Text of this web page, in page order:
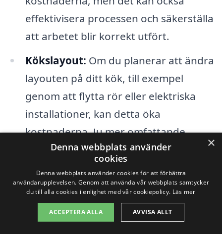
effektivisera processen och säkerställa
att arbetet blir korrekt utfört.
Kökslayout: Om du planerar att ändra
layouten på ditt kök, till exempel
genom att flytta rör eller elektriska
installationer, kan detta öka
kostnaderna. Ju mer omfattande
ändringar, desto mer arbete och
material krävs.
Tid och projektomfattning:Den tid
det tar att slutföra renoveringen
×
Denna webbplats använder
cookies
Denna webbplats använder cookies för att förbättra
användarupplevelsen. Genom att använda vår webbplats samtycker
du till alla cookies i enlighet med vår cookiepolicy. Läs mer
ACCEPTERA ALLA AVVISA ALLT